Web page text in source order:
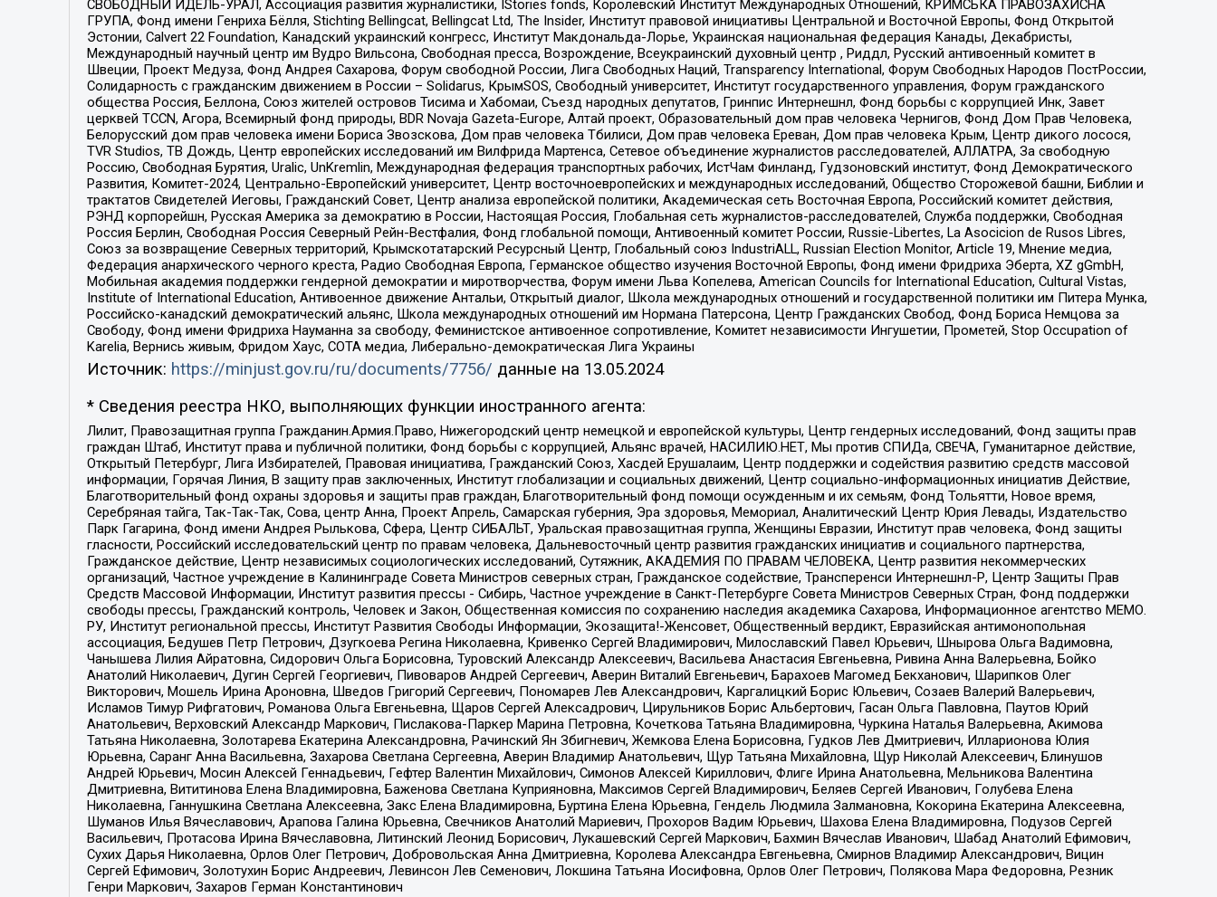
СВОБОДНЫЙ ИДЕЛЬ-УРАЛ, Ассоциация развития журналистики, IStories fonds, Королевский Институт Международных Отношений, КРИМСЬКА ПРАВОЗАХИСНА
ГРУПА, Фонд имени Генриха Бёлля, Stichting Bellingcat, Bellingcat Ltd, The Insider, Институт правовой инициативы Центральной и Восточной Европы, Фонд Открытой
Эстонии, Calvert 22 Foundation, Канадский украинский конгресс, Институт Макдональда-Лорье, Украинская национальная федерация Канады, Декабристы,
Международный научный центр им Вудро Вильсона, Свободная пресса, Возрождение, Всеукраинский духовный центр , Риддл, Русский антивоенный комитет в
Швеции, Проект Медуза, Фонд Андрея Сахарова, Форум свободной России, Лига Свободных Наций, Transparеncy International, Форум Свободных Народов ПостРоссии,
Солидарность с гражданским движением в России – Solidarus, КрымSOS, Свободный университет, Институт государственного управления, Форум гражданского
общества Россия, Беллона, Союз жителей островов Тисима и Хабомаи, Съезд народных депутатов, Гринпис Интернешнл, Фонд борьбы с коррупцией Инк, Завет
церквей TCCN, Агора, Всемирный фонд природы, BDR Novaja Gazeta-Europe, Алтай проект, Образовательный дом прав человека Чернигов, Фонд Дом Прав Человека,
Белорусский дом прав человека имени Бориса Звозскова, Дом прав человека Тбилиси, Дом прав человека Ереван, Дом прав человека Крым, Центр дикого лосося,
TVR Studios, ТВ Дождь, Центр европейских исследований им Вилфрида Мартенса, Сетевое объединение журналистов расследователей, АЛЛАТРА, За свободную
Россию, Свободная Бурятия, Uralic, UnKremlin, Международная федерация транспортных рабочих, ИстЧам Финланд, Гудзоновский институт, Фонд Демократического
Развития, Комитет-2024, Центрально-Европейский университет, Центр восточноевропейских и международных исследований, Общество Сторожевой башни, Библии и
трактатов Свидетелей Иеговы, Гражданский Совет, Центр анализа европейской политики, Академическая сеть Восточная Европа, Российский комитет действия,
РЭНД корпорейшн, Русская Америка за демократию в России, Настоящая Россия, Глобальная сеть журналистов-расследователей, Служба поддержки, Свободная
Россия Берлин, Свободная Россия Северный Рейн-Вестфалия, Фонд глобальной помощи, Антивоенный комитет России, Russie-Libertes, La Asocicion de Rusos Libres,
Союз за возвращение Северных территорий, Крымскотатарский Ресурсный Центр, Глобальный союз IndustriALL, Russian Election Monitor, Article 19, Мнение медиа,
Федерация анархического черного креста, Радио Свободная Европа, Германское общество изучения Восточной Европы, Фонд имени Фридриха Эберта, XZ gGmbH,
Мобильная академия поддержки гендерной демократии и миротворчества, Форум имени Льва Копелева, American Councils for International Education, Cultural Vistas,
Institute of International Education, Антивоенное движение Антальи, Открытый диалог, Школа международных отношений и государственной политики им Питера Мунка,
Российско-канадский демократический альянс, Школа международных отношений им Нормана Патерсона, Центр Гражданских Свобод, Фонд Бориса Немцова за
Свободу, Фонд имени Фридриха Науманна за свободу, Феминистское антивоенное сопротивление, Комитет независимости Ингушетии, Прометей, Stop Occupation of
Karelia, Вернись живым, Фридом Хаус, СОТА медиа, Либерально-демократическая Лига Украины
Источник: https://minjust.gov.ru/ru/documents/7756/ данные на 13.05.2024
* Сведения реестра НКО, выполняющих функции иностранного агента:
Лилит, Правозащитная группа Гражданин.Армия.Право, Нижегородский центр немецкой и европейской культуры, Центр гендерных исследований, Фонд защиты прав
граждан Штаб, Институт права и публичной политики, Фонд борьбы с коррупцией, Альянс врачей, НАСИЛИЮ.НЕТ, Мы против СПИДа, СВЕЧА, Гуманитарное действие,
Открытый Петербург, Лига Избирателей, Правовая инициатива, Гражданский Союз, Хасдей Ерушалаим, Центр поддержки и содействия развитию средств массовой
информации, Горячая Линия, В защиту прав заключенных, Институт глобализации и социальных движений, Центр социально-информационных инициатив Действие,
Благотворительный фонд охраны здоровья и защиты прав граждан, Благотворительный фонд помощи осужденным и их семьям, Фонд Тольятти, Новое время,
Серебряная тайга, Так-Так-Так, Сова, центр Анна, Проект Апрель, Самарская губерния, Эра здоровья, Мемориал, Аналитический Центр Юрия Левады, Издательство
Парк Гагарина, Фонд имени Андрея Рылькова, Сфера, Центр СИБАЛЬТ, Уральская правозащитная группа, Женщины Евразии, Институт прав человека, Фонд защиты
гласности, Российский исследовательский центр по правам человека, Дальневосточный центр развития гражданских инициатив и социального партнерства,
Гражданское действие, Центр независимых социологических исследований, Сутяжник, АКАДЕМИЯ ПО ПРАВАМ ЧЕЛОВЕКА, Центр развития некоммерческих
организаций, Частное учреждение в Калининграде Совета Министров северных стран, Гражданское содействие, Трансперенси Интернешнл-Р, Центр Защиты Прав
Средств Массовой Информации, Институт развития прессы - Сибирь, Частное учреждение в Санкт-Петербурге Совета Министров Северных Стран, Фонд поддержки
свободы прессы, Гражданский контроль, Человек и Закон, Общественная комиссия по сохранению наследия академика Сахарова, Информационное агентство МЕМО.
РУ, Институт региональной прессы, Институт Развития Свободы Информации, Экозащита!-Женсовет, Общественный вердикт, Евразийская антимонопольная
ассоциация, Бедушев Петр Петрович, Дзугкоева Регина Николаевна, Кривенко Сергей Владимирович, Милославский Павел Юрьевич, Шнырова Ольга Вадимовна,
Чанышева Лилия Айратовна, Сидорович Ольга Борисовна, Туровский Александр Алексеевич, Васильева Анастасия Евгеньевна, Ривина Анна Валерьевна, Бойко
Анатолий Николаевич, Дугин Сергей Георгиевич, Пивоваров Андрей Сергеевич, Аверин Виталий Евгеньевич, Барахоев Магомед Бекханович, Шарипков Олег
Викторович, Мошель Ирина Ароновна, Шведов Григорий Сергеевич, Пономарев Лев Александрович, Каргалицкий Борис Юльевич, Созаев Валерий Валерьевич,
Исламов Тимур Рифгатович, Романова Ольга Евгеньевна, Щаров Сергей Алексадрович, Цирульников Борис Альбертович, Гасан Ольга Павловна, Паутов Юрий
Анатольевич, Верховский Александр Маркович, Пислакова-Паркер Марина Петровна, Кочеткова Татьяна Владимировна, Чуркина Наталья Валерьевна, Акимова
Татьяна Николаевна, Золотарева Екатерина Александровна, Рачинский Ян Збигневич, Жемкова Елена Борисовна, Гудков Лев Дмитриевич, Илларионова Юлия
Юрьевна, Саранг Анна Васильевна, Захарова Светлана Сергеевна, Аверин Владимир Анатольевич, Щур Татьяна Михайловна, Щур Николай Алексеевич, Блинушов
Андрей Юрьевич, Мосин Алексей Геннадьевич, Гефтер Валентин Михайлович, Симонов Алексей Кириллович, Флиге Ирина Анатольевна, Мельникова Валентина
Дмитриевна, Вититинова Елена Владимировна, Баженова Светлана Куприяновна, Максимов Сергей Владимирович, Беляев Сергей Иванович, Голубева Елена
Николаевна, Ганнушкина Светлана Алексеевна, Закс Елена Владимировна, Буртина Елена Юрьевна, Гендель Людмила Залмановна, Кокорина Екатерина Алексеевна,
Шуманов Илья Вячеславович, Арапова Галина Юрьевна, Свечников Анатолий Мариевич, Прохоров Вадим Юрьевич, Шахова Елена Владимировна, Подузов Сергей
Васильевич, Протасова Ирина Вячеславовна, Литинский Леонид Борисович, Лукашевский Сергей Маркович, Бахмин Вячеслав Иванович, Шабад Анатолий Ефимович,
Сухих Дарья Николаевна, Орлов Олег Петрович, Добровольская Анна Дмитриевна, Королева Александра Евгеньевна, Смирнов Владимир Александрович, Вицин
Сергей Ефимович, Золотухин Борис Андреевич, Левинсон Лев Семенович, Локшина Татьяна Иосифовна, Орлов Олег Петрович, Полякова Мара Федоровна, Резник
Генри Маркович, Захаров Герман Константинович